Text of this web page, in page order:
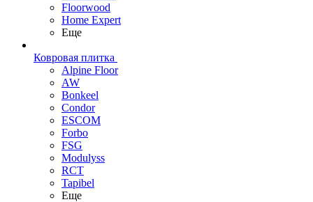
Floorwood
Home Expert
Еще
Ковровая плитка
Alpine Floor
AW
Bonkeel
Condor
ESCOM
Forbo
FSG
Modulyss
RCT
Tapibel
Еще